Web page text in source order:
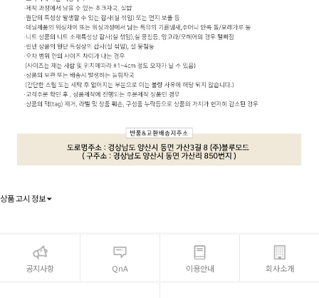
상품 고시 정보
공지사항 QnA 이용안내 회사소개